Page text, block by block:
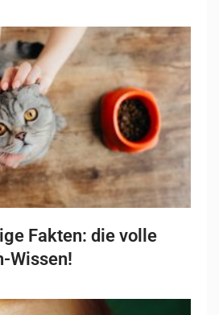
Fakten: die volle
Wissen!